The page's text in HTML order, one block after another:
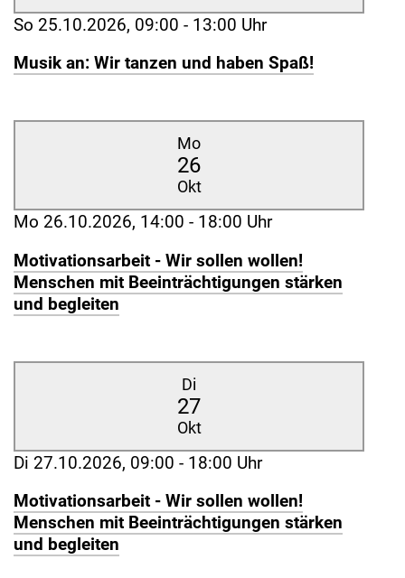
So 25.10.2026, 09:00 - 13:00 Uhr
Musik an: Wir tanzen und haben Spaß!
Mo
26
Okt
Mo 26.10.2026, 14:00 - 18:00 Uhr
Motivationsarbeit - Wir sollen wollen!
Menschen mit Beeinträchtigungen stärken
und begleiten
Di
27
Okt
Di 27.10.2026, 09:00 - 18:00 Uhr
Motivationsarbeit - Wir sollen wollen!
Menschen mit Beeinträchtigungen stärken
und begleiten